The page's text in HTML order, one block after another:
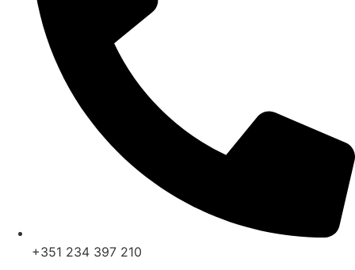
+351 234 397 210